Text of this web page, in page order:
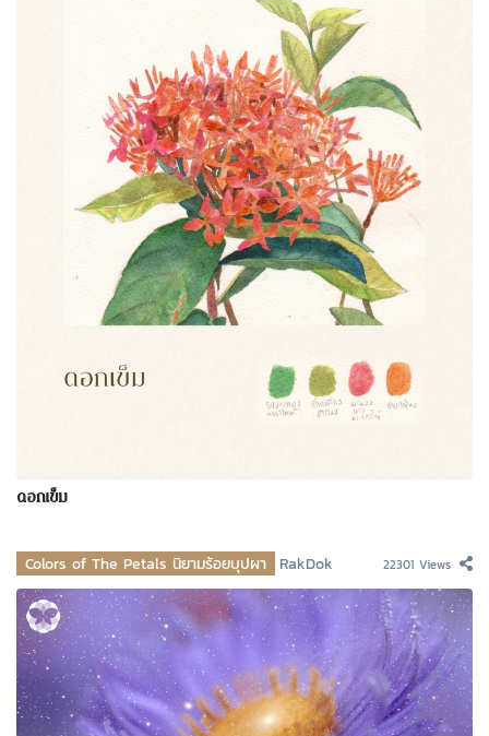
ดอกเข็ม
Colors of The Petals นิยามร้อยบุปผา RakDok 22301 Views